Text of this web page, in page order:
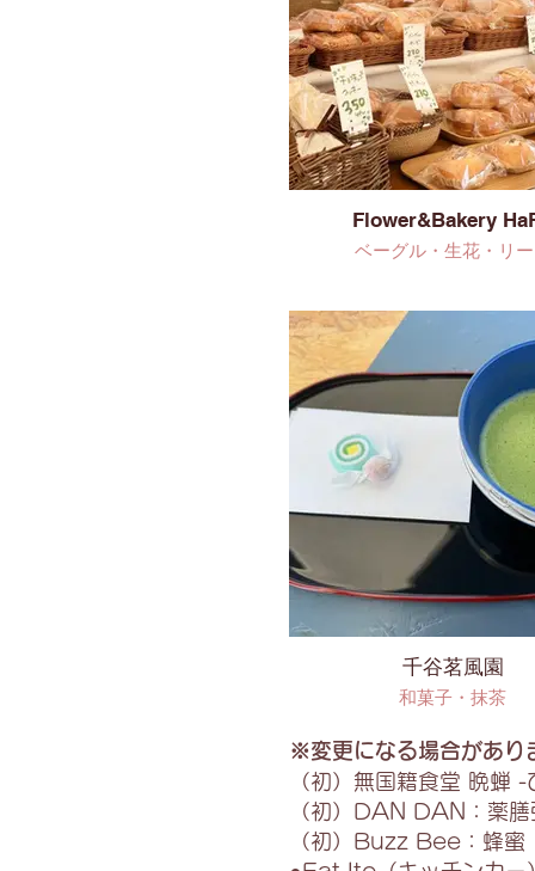
Flower&Bakery
ベーグル・生花・リ
千谷茗風園
和菓子・抹茶
※変更になる場合があり
（初）無国籍食堂 晩蝉
（初）DAN DAN：薬膳
（初）Buzz Bee：蜂蜜